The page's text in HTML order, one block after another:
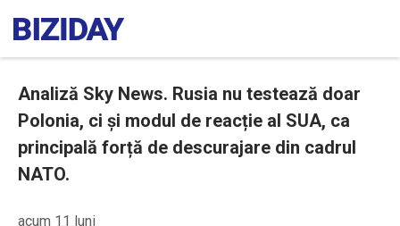
Analiză Sky News. Rusia nu testează doar
Polonia, ci și modul de reacție al SUA, ca
principală forță de descurajare din cadrul
NATO.
acum 11 luni